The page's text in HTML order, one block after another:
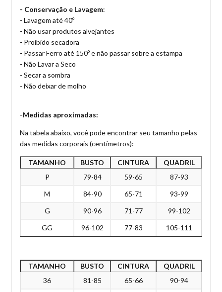
- Conservação e Lavagem:
- Lavagem até 40º
- Não usar produtos alvejantes
- Proibido secadora
- Passar Ferro até 150º e não passar sobre a estampa
- Não Lavar a Seco
- Secar a sombra
- Não deixar de molho
-Medidas aproximadas:
Na tabela abaixo, você pode encontrar seu tamanho pelas
das medidas corporais (centímetros):
TAMANHO BUSTO CINTURA
QUADRIL
P
79-84 59-65
87-93
M
84-90 65-71
93-99
G
90-96 71-77
99-102
GG
96-102 77-83 105-111
TAMANHO BUSTO CINTURA
QUADRIL
36
81-85 65-66
90-94